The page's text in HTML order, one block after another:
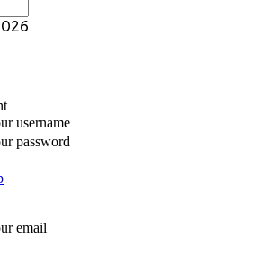
username
password
email